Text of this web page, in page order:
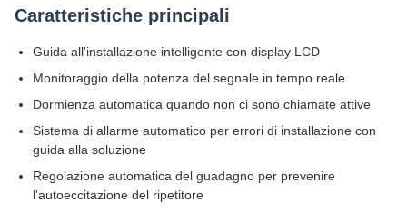
Caratteristiche principali
Guida all'installazione intelligente con display LCD
Monitoraggio della potenza del segnale in tempo reale
Dormienza automatica quando non ci sono chiamate attive
Sistema di allarme automatico per errori di installazione con
guida alla soluzione
Regolazione automatica del guadagno per prevenire
l'autoeccitazione del ripetitore